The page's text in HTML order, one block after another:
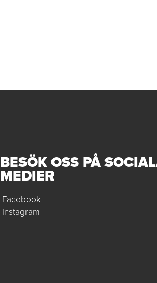
BESÖK OSS PÅ
MEDIER
Facebook
Instagram